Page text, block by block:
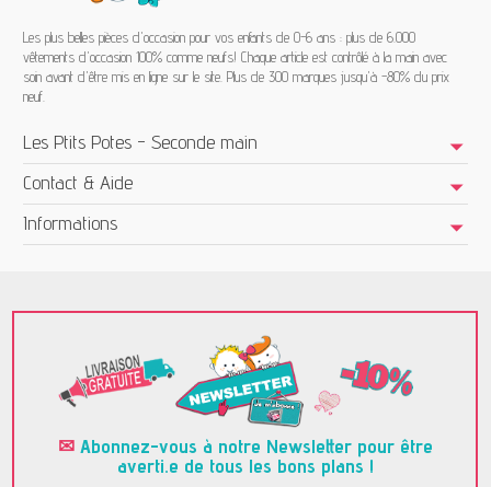
Les plus belles pièces d'occasion pour vos enfants de 0-6 ans : plus de 6.000
vêtements d'occasion 100% comme neufs! Chaque article est contrôlé à la main avec
soin avant d'être mis en ligne sur le site. Plus de 300 marques jusqu'à -80% du prix
neuf.
Les Ptits Potes - Seconde main
Contact & Aide
Informations
✉ Abonnez-vous à notre Newsletter pour être
averti.e de tous les bons plans !